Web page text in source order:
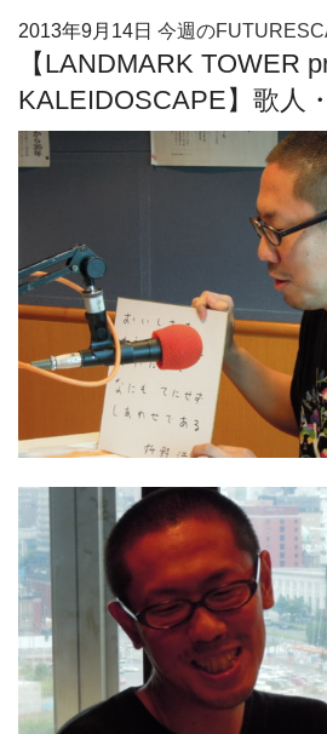
2013年9月14日 今週の
【LANDMARK TOWER
KALEIDOSCAPE】歌人